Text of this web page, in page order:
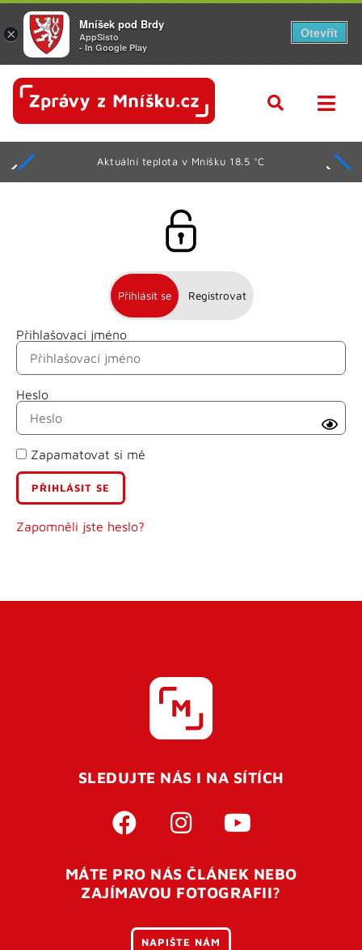
Aktuální teplota v Mníšku 18.5 °C
Přihlásit se Registrovat
Přihlašovací jméno
Heslo
Zapamatovat si mě
Zapomněli jste heslo?
Jméno
Příjmení
E-mail
Uživatelské jméno
Pro úspěšné dokončení registrace je potřeba
vaší e-mailovouadresu. Po úspěšném odeslání
otevření tohoto odkazu se váš účet ověří a můžete se
přihlásit. Nezapomeňte zkontrolovat složku SPAM ve
SLEDUJTE NÁS I NA SÍTÍCH
MÁTE PRO NÁS ČLÁNEK NEBO
ZAJÍMAVOU FOTOGRAFII?
NAPIŠTE NÁM
×
Mníšek pod Brdy
AppSisto
- In Google Play
Otevřít